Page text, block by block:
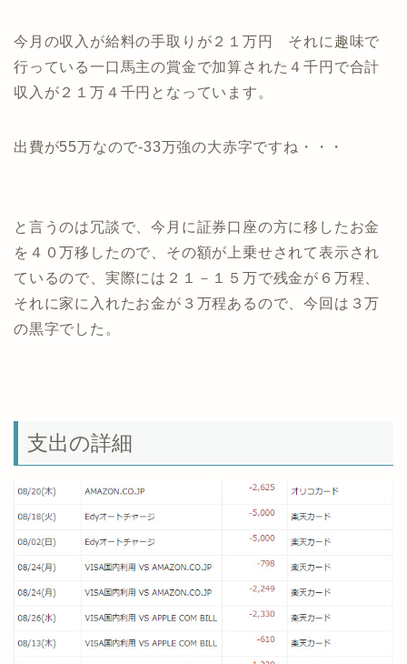
今月の収入が給料の手取りが２１万円 それに趣味で
行っている一口馬主の賞金で加算された４千円で合計
収入が２１万４千円となっています。
出費が55万なので-33万強の大赤字ですね・・・
と言うのは冗談で、今月に証券口座の方に移したお金
を４０万移したので、その額が上乗せされて表示され
ているので、実際には２１－１５万で残金が６万程、
それに家に入れたお金が３万程あるので、今回は３万
の黒字でした。
支出の詳細